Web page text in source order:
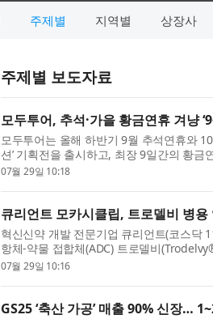
주제별 지역별 상장사
주제별 보도자료
모두투어, 추석·가을 황금연휴 겨냥
모두투어는 올해 하반기 9월 추석연휴와
션’ 기획전을 출시하고, 최장 9일간의 황
고 29일 밝혔다. 올해 9월 추석연휴는 9월
07월 29일 10:18
큐리언트 모카시클립, 트로델비 병용
혁신신약 개발 전문기업 큐리언트(코스닥
항체-약물 접합체(ADC) 트로델비
이 식품의약품안전처(MFDS)로부터 승인
07월 29일 10:16
GS25 ‘축산 가공’ 매출 90% 신장…